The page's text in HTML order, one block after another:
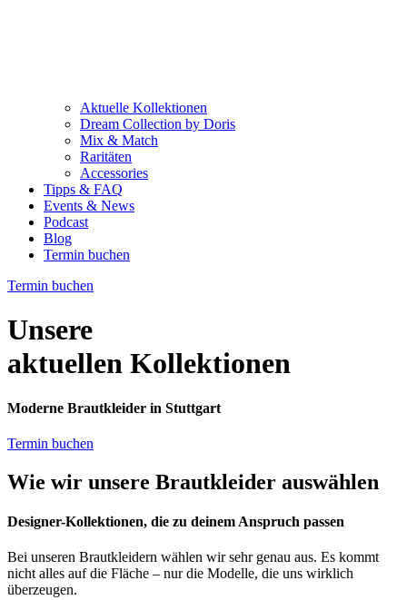
Aktuelle Kollektionen
Dream Collection by Doris
Mix & Match
Raritäten
Accessories
Tipps & FAQ
Events & News
Podcast
Blog
Termin buchen
Termin buchen
Unsere
aktuellen Kollektionen
Moderne Brautkleider in Stuttgart
Termin buchen
Wie wir unsere Brautkleider auswählen
Designer-Kollektionen, die zu deinem Anspruch passen
Bei unseren Brautkleidern wählen wir sehr genau aus. Es kommt
nicht alles auf die Fläche – nur die Modelle, die uns wirklich
überzeugen.